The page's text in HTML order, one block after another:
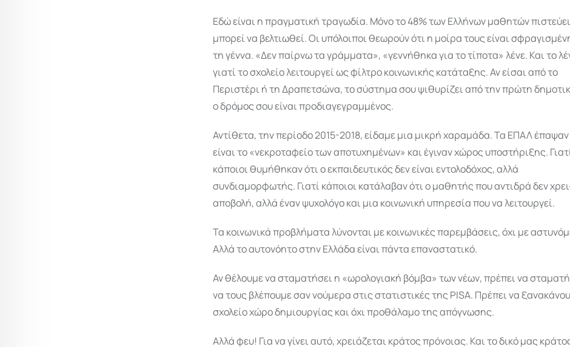
Εδώ είναι η πραγματική τραγωδία. Μόνο το 48% των Ελλήνων μαθητών πιστεύει
μπορεί να βελτιωθεί. Οι υπόλοιποι θεωρούν ότι η μοίρα τους είναι
τη γέννα. «Δεν παίρνω τα γράμματα», «γεννήθηκα για το τίποτα» λένε. Και το
γιατί το σχολείο λειτουργεί ως φίλτρο κοινωνικής κατάταξης. Αν είσαι από το
Περιστέρι ή τη Δραπετσώνα, το σύστημα σου ψιθυρίζει από την πρώτη
ο δρόμος σου είναι προδιαγεγραμμένος.
Αντίθετα, την περίοδο 2015-2018, είδαμε μια μικρή χαραμάδα. Τα ΕΠΑΛ
είναι το «νεκροταφείο των αποτυχημένων» και έγιναν χώρος υποστήριξης.
κάποιοι θυμήθηκαν ότι ο εκπαιδευτικός δεν είναι εντολοδόχος, αλλά
συνδιαμορφωτής. Γιατί κάποιοι κατάλαβαν ότι ο μαθητής που αντιδρά δεν
αποβολή, αλλά έναν ψυχολόγο και μια κοινωνική υπηρεσία που να λειτουργεί.
Τα κοινωνικά προβλήματα λύνονται με κοινωνικές παρεμβάσεις, όχι με
Αλλά το αυτονόητο στην Ελλάδα είναι πάντα επαναστατικό.
Αν θέλουμε να σταματήσει η «ωρολογιακή βόμβα» των νέων, πρέπει να
να τους βλέπουμε σαν νούμερα στις στατιστικές της PISA. Πρέπει να
σχολείο χώρο δημιουργίας και όχι προθάλαμο της απόγνωσης.
Αλλά φευ! Για να γίνει αυτό, χρειάζεται κράτος πρόνοιας. Και το δικό μας